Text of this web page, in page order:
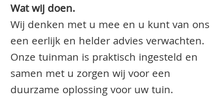
Wat wij doen.
Wij denken met u mee en u kunt van ons
een eerlijk en helder advies verwachten.
Onze tuinman is praktisch ingesteld en
samen met u zorgen wij voor een
duurzame oplossing voor uw tuin.